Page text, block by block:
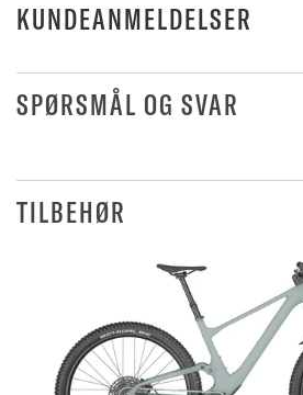
KUNDEANMELDELSER
SPØRSMÅL OG SVAR
TILBEHØR